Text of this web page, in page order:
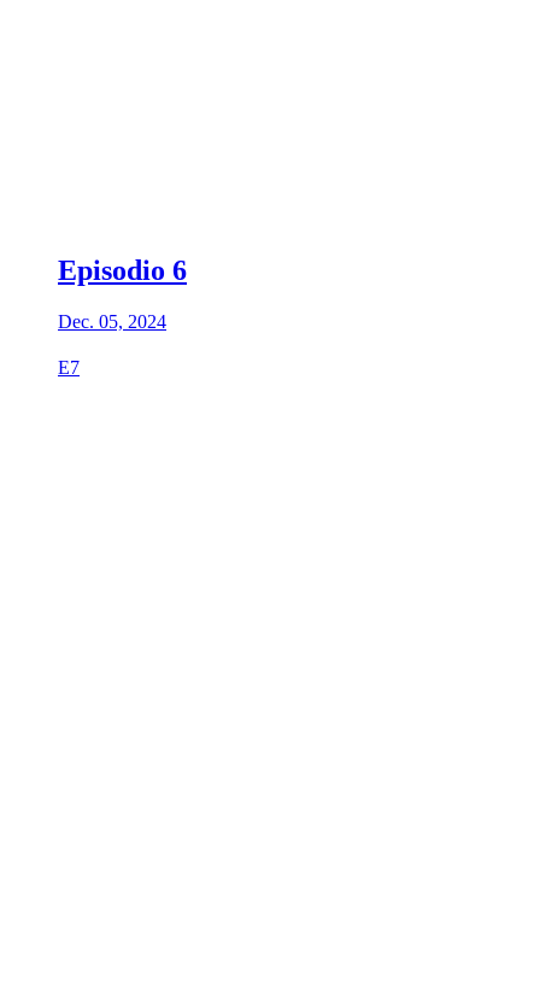
Episodio 6
Dec. 05, 2024
E7